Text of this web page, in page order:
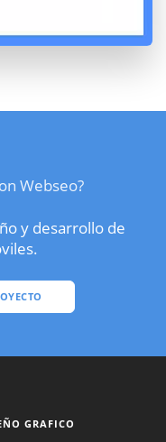
Webseo?
y desarrollo de
GRAFICO